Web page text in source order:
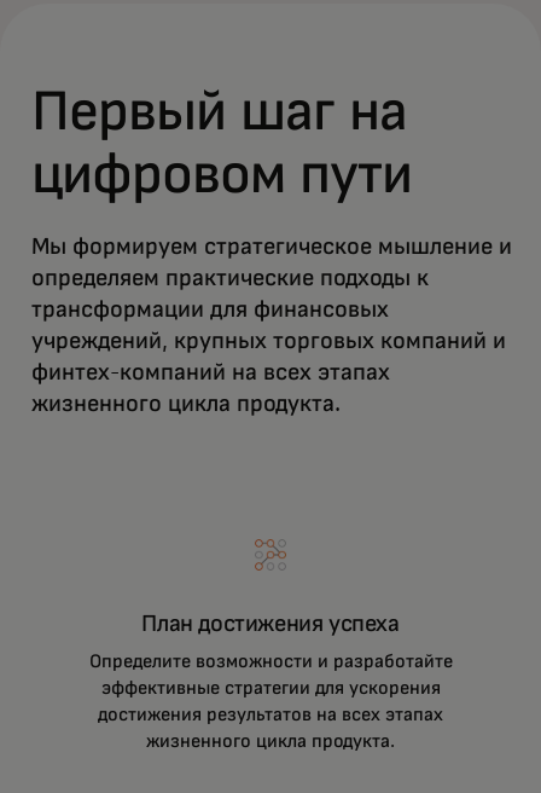
Первый шаг на
цифровом пути
Мы формируем стратегическое мышление и
определяем практические подходы к
трансформации для финансовых
учреждений, крупных торговых компаний и
финтех-компаний на всех этапах
жизненного цикла продукта.
План достижения успеха
Определите возможности и разработайте
эффективные стратегии для ускорения
достижения результатов на всех этапах
жизненного цикла продукта.